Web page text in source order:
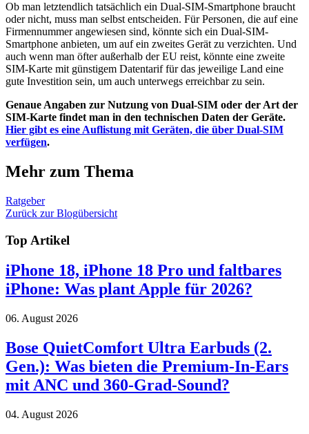
Ob man letztendlich tatsächlich ein Dual-SIM-Smartphone braucht
oder nicht, muss man selbst entscheiden. Für Personen, die auf eine
Firmennummer angewiesen sind, könnte sich ein Dual-SIM-
Smartphone anbieten, um auf ein zweites Gerät zu verzichten. Und
auch wenn man öfter außerhalb der EU reist, könnte eine zweite
SIM-Karte mit günstigem Datentarif für das jeweilige Land eine
gute Investition sein, um auch unterwegs erreichbar zu sein.
Genaue Angaben zur Nutzung von Dual-SIM oder der Art der
SIM-Karte findet man in den technischen Daten der Geräte.
Hier gibt es eine Auflistung mit Geräten, die über Dual-SIM
verfügen.
Mehr zum Thema
Ratgeber
Zurück zur Blogübersicht
Top Artikel
iPhone 18, iPhone 18 Pro und faltbares
iPhone: Was plant Apple für 2026?
06. August 2026
Bose QuietComfort Ultra Earbuds (2.
Gen.): Was bieten die Premium-In-Ears
mit ANC und 360-Grad-Sound?
04. August 2026